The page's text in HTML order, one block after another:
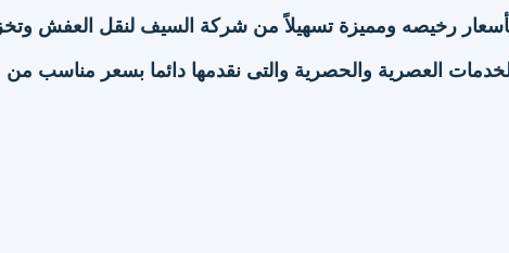
رخيصه ومميزة تسهيلاً من شركة السيف لنقل العفش
العصرية والحصرية والتى نقدمها دائما بسعر مناسب من